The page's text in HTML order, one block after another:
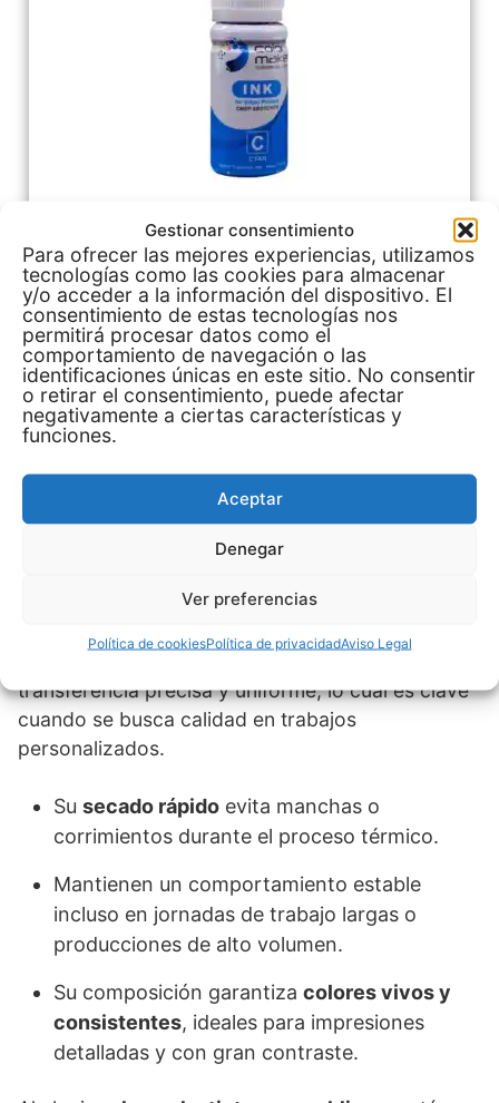
Gestionar consentimiento
Para ofrecer las mejores experiencias, utilizamos
tecnologías como las cookies para almacenar
y/o acceder a la información del dispositivo. El
consentimiento de estas tecnologías nos
permitirá procesar datos como el
comportamiento de navegación o las
identificaciones únicas en este sitio. No consentir
o retirar el consentimiento, puede afectar
negativamente a ciertas características y
funciones.
Aceptar
Denegar
Ver preferencias
Política de cookiesPolítica de privacidadAviso Legal
Tinta Cian
Comprar en Mercado Libre
Ver más ofertas en Mercado Libre
Rendimiento que marca la
tintas Color Make sublimación
experiencia profesional desde la primera
transferencia precisa y uniforme, lo cual es clave
cuando se busca calidad en trabajos
personalizados.
Su secado rápido evita manchas o
corrimientos durante el proceso térmico.
Mantienen un comportamiento estable
incluso en jornadas de trabajo largas o
producciones de alto volumen.
Su composición garantiza colores vivos y
consistentes, ideales para impresiones
detalladas y con gran contraste.